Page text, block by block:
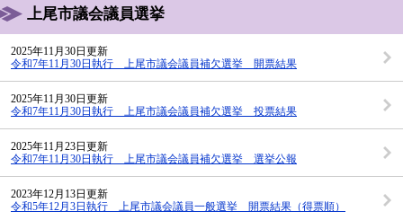
上尾市議会議員選挙
2025年11月30日更新
令和7年11月30日執行 上尾市議会議員補欠選挙 開票結果
2025年11月30日更新
令和7年11月30日執行 上尾市議会議員補欠選挙 投票結果
2025年11月23日更新
令和7年11月30日執行 上尾市議会議員補欠選挙 選挙公報
2023年12月13日更新
令和5年12月3日執行 上尾市議会議員一般選挙 開票結果（得票順）